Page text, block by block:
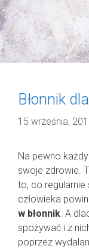
Błonnik
15 września,
Na pewno
swoje zdrowie.
to, co
człowieka
w błonnik. A
spożywać i z
poprzez